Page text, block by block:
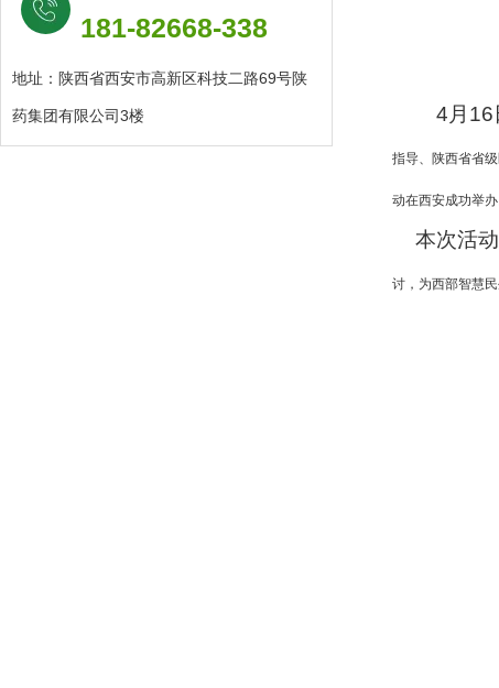
181-82668-338
地址：陕西省西安市高新区科技二路69号陕
药集团有限公司3楼 4月16
指导、陕西省省
动在西安成功举办
本次活
讨，为西部智慧